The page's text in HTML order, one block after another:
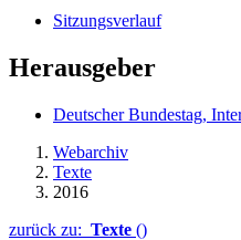
Sitzungsverlauf
Herausgeber
Deutscher Bundestag,
Webarchiv
Texte
2016
zurück zu: Texte ()